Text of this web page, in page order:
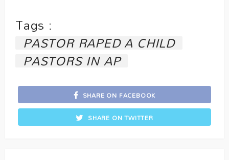
Tags :
PASTOR RAPED A CHILD
PASTORS IN AP
SHARE ON FACEBOOK
SHARE ON TWITTER